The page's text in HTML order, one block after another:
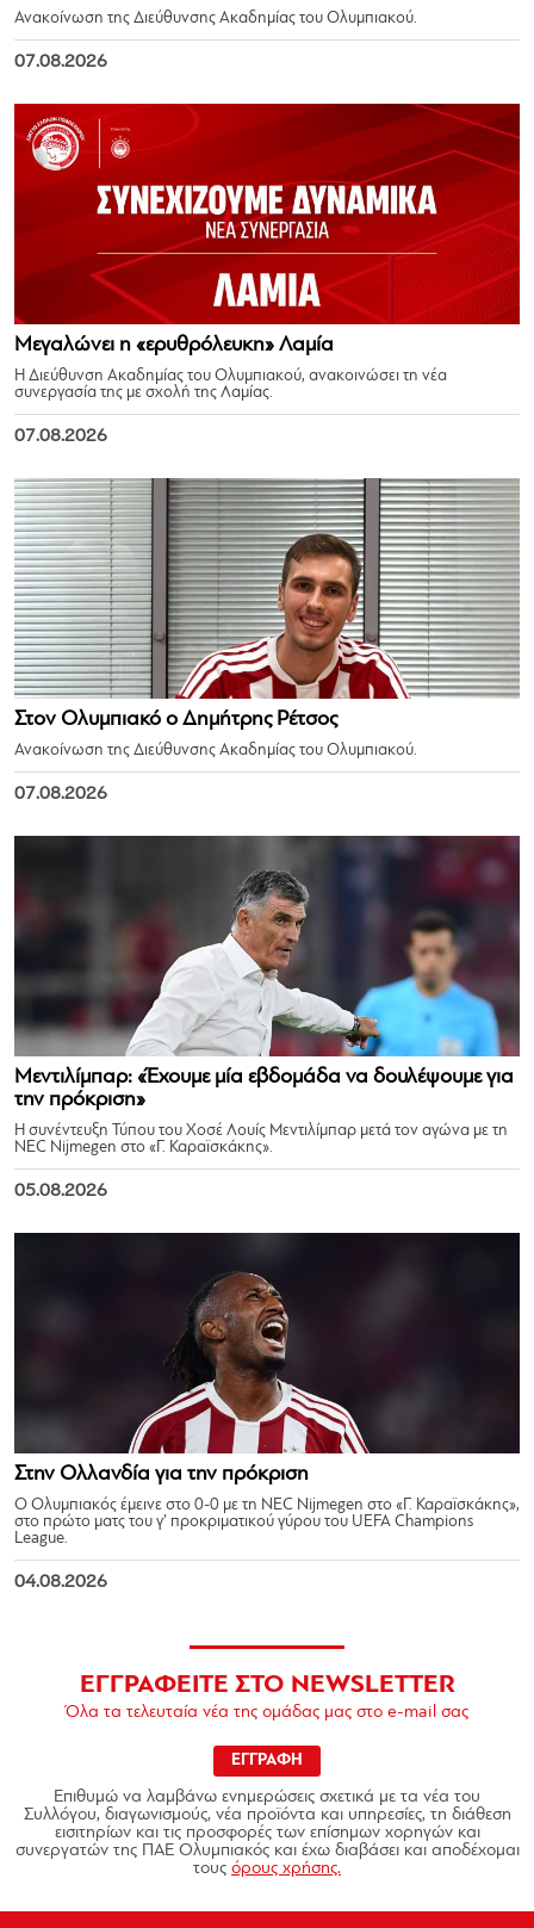
Ανακοίνωση της Διεύθυνσης Ακαδημίας του Ολυμπιακού.
07.08.2026
Μεγαλώνει η «ερυθρόλευκη» Λαμία
Η Διεύθυνση Ακαδημίας του Ολυμπιακού, ανακοινώσει τη νέα
συνεργασία της με σχολή της Λαμίας.
07.08.2026
Στον Ολυμπιακό ο Δημήτρης Ρέτσος
Ανακοίνωση της Διεύθυνσης Ακαδημίας του Ολυμπιακού.
07.08.2026
Μεντιλίμπαρ: «Έχουμε μία εβδομάδα να δουλέψουμε για
την πρόκριση»
Η συνέντευξη Τύπου του Χοσέ Λουίς Μεντιλίμπαρ μετά τον αγώνα με τη
NEC Nijmegen στο «Γ. Καραϊσκάκης».
05.08.2026
Στην Ολλανδία για την πρόκριση
Ο Ολυμπιακός έμεινε στο 0-0 με τη NEC Nijmegen στο «Γ. Καραϊσκάκης»,
στο πρώτο ματς του γ’ προκριματικού γύρου του UEFA Champions
League.
04.08.2026
ΕΓΓΡΑΦΕΙΤΕ ΣΤΟ NEWSLETTER
Όλα τα τελευταία νέα της ομάδας μας στο e-mail σας
ΕΓΓΡΑΦΗ
Επιθυμώ να λαμβάνω ενημερώσεις σχετικά με τα νέα του
Συλλόγου, διαγωνισμούς, νέα προϊόντα και υπηρεσίες, τη διάθεση
εισιτηρίων και τις προσφορές των επίσημων χορηγών και
συνεργατών της ΠΑΕ Ολυμπιακός και έχω διαβάσει και αποδέχομαι
τους όρους χρήσης.